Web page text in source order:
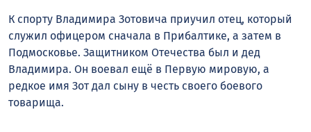
К спорту Владимира Зотовича приучил отец, который
служил офицером сначала в Прибалтике, а затем в
Подмосковье. Защитником Отечества был и дед
Владимира. Он воевал ещё в Первую мировую, а
редкое имя Зот дал сыну в честь своего боевого
товарища.